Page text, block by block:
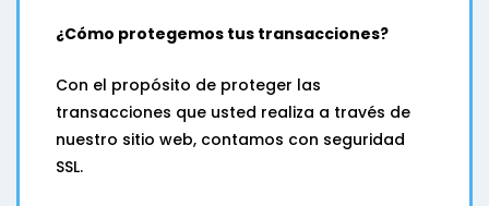
¿Cómo protegemos tus transacciones?
Con el propósito de proteger las
transacciones que usted realiza a través de
nuestro sitio web, contamos con seguridad
SSL.